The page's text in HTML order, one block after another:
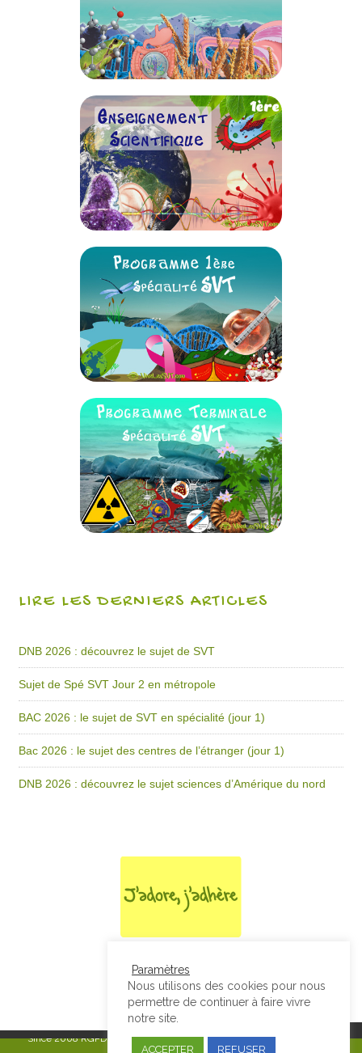
LIRE LES DERNIERS ARTICLES
DNB 2026 : découvrez le sujet de SVT
Sujet de Spé SVT Jour 2 en métropole
BAC 2026 : le sujet de SVT en spécialité (jour 1)
Bac 2026 : le sujet des centres de l’étranger (jour 1)
DNB 2026 : découvrez le sujet sciences d’Amérique du nord
Since 2008RGPD & Mentions Légales|Designed by Studio Thil - Site
Paramètres
Nous utilisons des cookies pour nous
permettre de continuer à faire vivre
notre site.
ACCEPTER REFUSER